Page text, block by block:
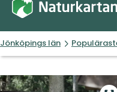
Jönköpings län